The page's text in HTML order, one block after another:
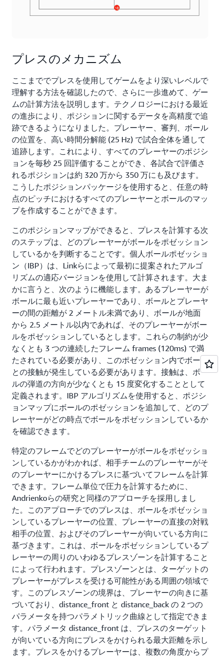
プレスのメカニズム
ここまででプレスを使用してゲームをより深いレベルで
理解する方法を確認したので、さらに一歩進めて、ゲー
ムの計算方法を説明します。テクノロジーにおける最近
の進歩により、ポジションに関するデータを高精度で追
跡できるようになりました。プレーヤー、審判、ボール
の位置を、高い時間分解能 (25 Hz) で試合全体を通して
追跡します。これにより、すべてのプレーヤーのポジシ
ョンを毎秒 25 回評価することができ、各試合で評価さ
れるポジションは約 320 万から 350 万にも及びます。
こうしたポジションパッケージを使用すると、任意の時
点のピッチにおけるすべてのプレーヤーとボールのマッ
プを作成することができます。
このポジションマップができると、プレスを計算する次
のステップは、どのプレーヤーがボールをポゼッション
しているかを判断することです。個人ボールポゼッショ
ン（IBP）は、Linkらによって最初に提案されたアルゴ
リズムの適応バージョンを使用して計算されます。大ま
かに言うと、次のように機能します。あるプレーヤーが
ボールに最も近いプレーヤーであり、ボールとプレーヤ
ーの間の距離が 2 メートル未満であり、ボールが地面
から 2.5 メートル以内であれば、そのプレーヤーがボー
ルをポゼッションしているとします。これらの制約が少
なくとも 3 つの連続したフレーム frames (120ms) で満
たされている必要があり、このポゼッション内でボール
との接触が発生している必要があります。接触は、ボー
ルの弾道の方向が少なくとも 15 度変化することとして
定義されます。IBP アルゴリズムを使用すると、ポジシ
ョンマップにボールのポゼッションを追加して、どのプ
レーヤーがどの時点でボールをポゼッションしているか
を確認できます。
特定のフレームでどのプレーヤーがボールをポゼッショ
ンしているかがわかれば、相手チームのプレーヤーがそ
のプレーヤーにかけるプレスに基づいてフレームを計算
できます。フレーム単位で圧力を計算するために、
Andrienkoらの研究と同様のアプローチを採用しまし
た。このアプローチでのプレスは、ボールをポゼッショ
ンしているプレーヤーの位置、プレーヤーの直接の対戦
相手の位置、およびそのプレーヤーが向いている方向に
基づきます。これは、ボールをポゼッションしているプ
レーヤーの周りのいわゆるプレスゾーンを計算すること
によって行われます。プレスゾーンとは、ターゲットの
プレーヤーがプレスを受ける可能性がある周囲の領域で
す。このプレスゾーンの境界は、プレーヤーの向きに基
づいており、distance_front と distance_back の 2 つの
パラメータを持つパラメトリック曲線として指定できま
す。パラメータ distance_front は、プレスのターゲット
が向いている方向にプレスをかけられる最大距離を示し
ます。プレスをかけるプレーヤーは、複数の角度からプ